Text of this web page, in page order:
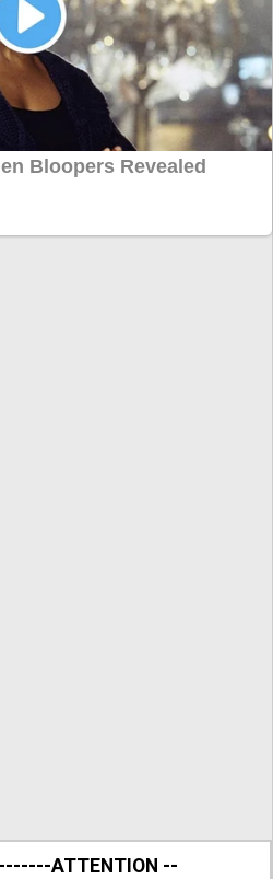
ATTENTION --